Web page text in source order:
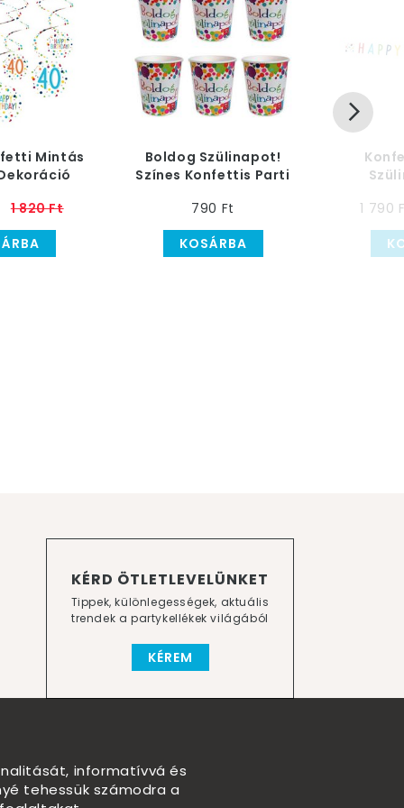
Mintás
1 820 Ft
Boldog Szülinapot!
Színes Konfettis Parti
790 Ft
KOSÁRBA
1 790
KÉRD ÖTLETLEVELÜNKET
Tippek, különlegességek, aktuális
trendek a partykellékek világából
KÉREM
informatívvá és
tehessük számodra a